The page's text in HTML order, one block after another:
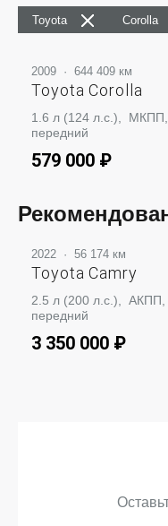
Toyota Corolla
2009 · 644 409 км
Toyota Corolla
1.6 л (124 л.с.),
передний
579 000 ₽
2022 · 56 174 км
Toyota Camry
2.5 л (200 л.с.), АКПП,
передний
3 350 000 ₽